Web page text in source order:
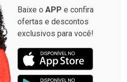
Baixe o APP e confira
ofertas e descontos
exclusivos para você!